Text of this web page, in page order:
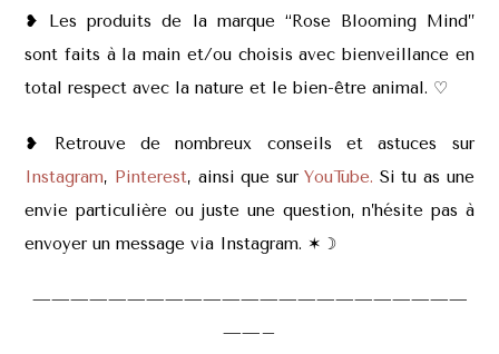
❥ Les produits de la marque “Rose Blooming Mind”
sont faits à la main et/ou choisis avec bienveillance en
total respect avec la nature et le bien-être animal. ♡
❥ Retrouve de nombreux conseils et astuces sur
Instagram, Pinterest, ainsi que surYouTube. Si tu as une
envie particulière ou juste une question, n’hésite pas à
envoyer un message via Instagram. ✶ ☽
———————————————————————
——–